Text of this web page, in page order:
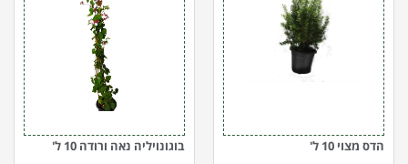
הדס מצוי 10 ל'
מצוי
10
ל'
בוגונויליה נאה ורודה 10 ל'
נאה
ורודה
10
ל'